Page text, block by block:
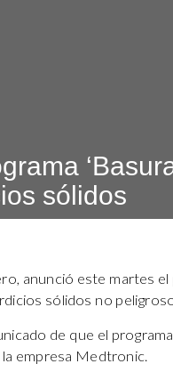
sólidos
anunció este martes
sólidos no
de que el
empresa Medtronic.